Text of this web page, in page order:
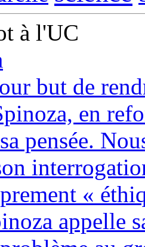
à l'UC
but de
en
pensée.
«
appelle